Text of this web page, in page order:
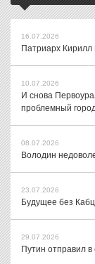
16.07.2026
Патриарх Кирилл
10.07.2026
И снова
проблемный
08.07.2026
Володин
23.07.2026
Будущее без
29.07.2026
Путин отправил в